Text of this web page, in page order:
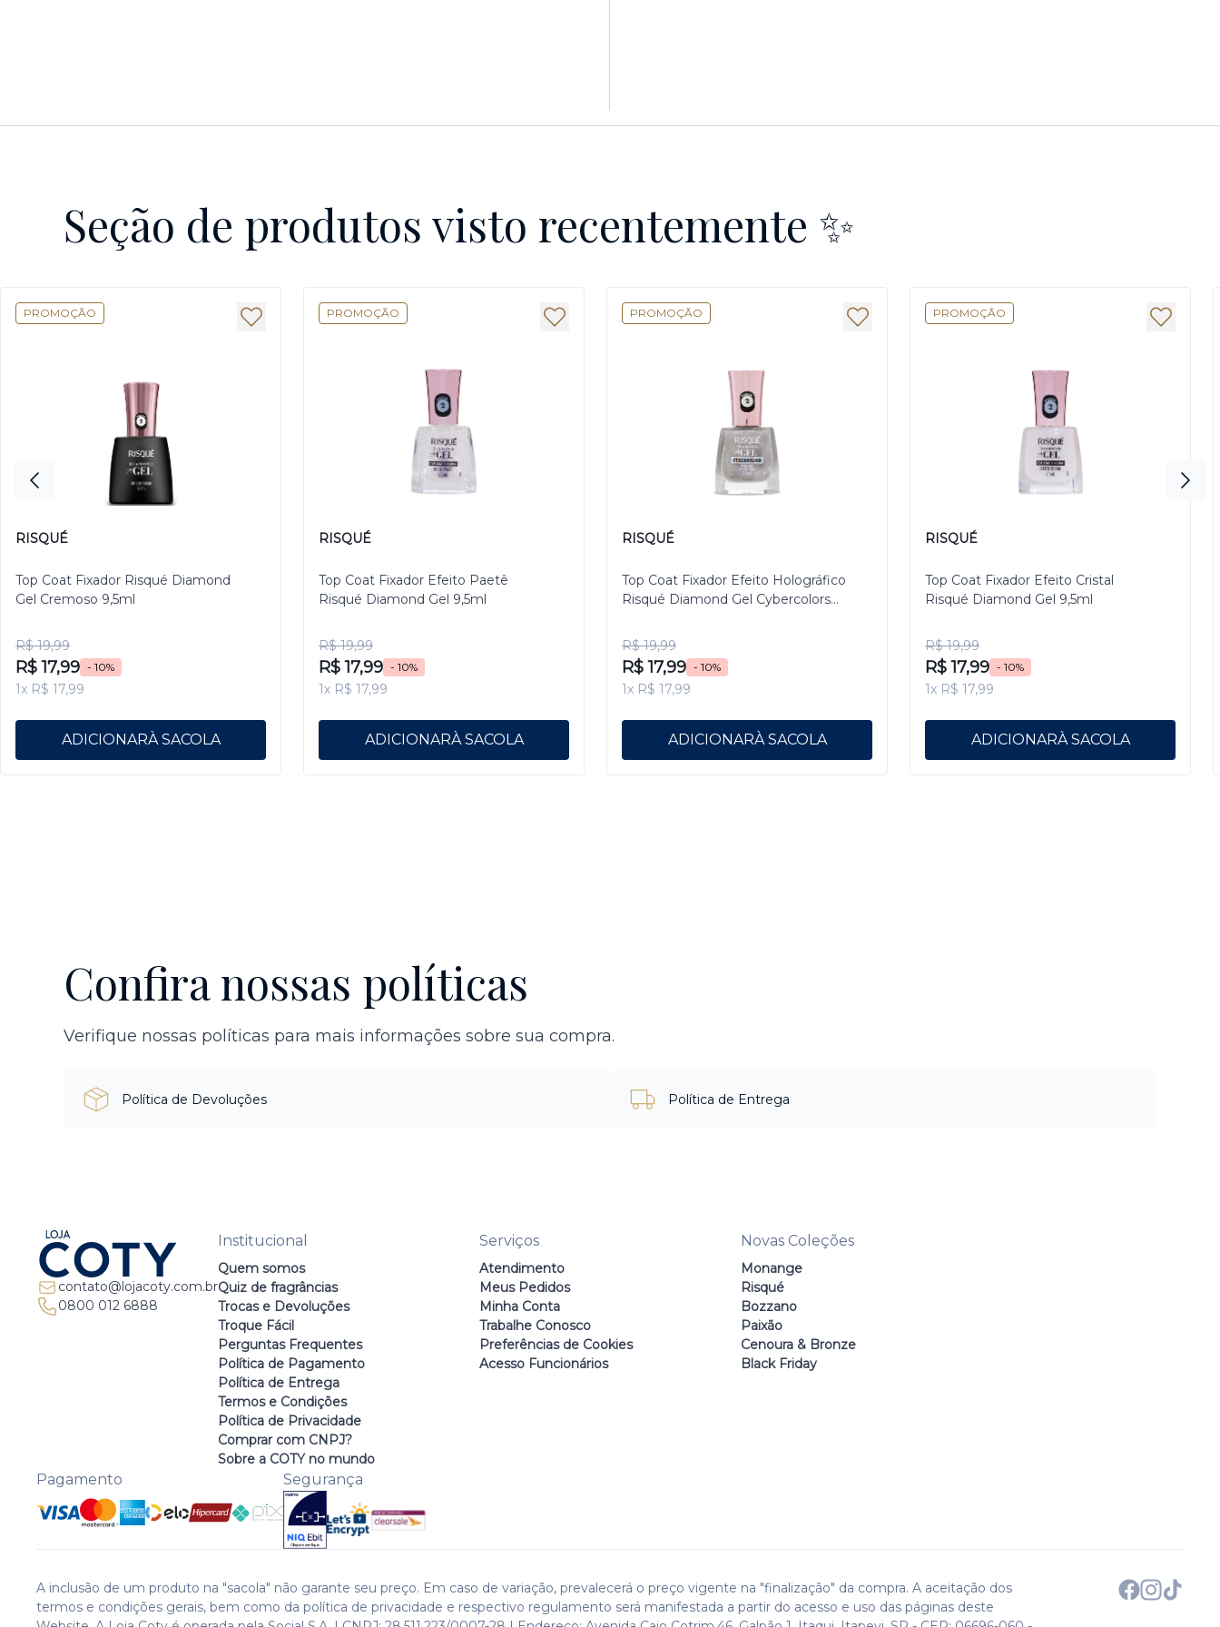
Seção de produtos visto recentemente ✨
PROMOÇÃO
RISQUÉ
Top Coat Fixador Risqué Diamond
Gel Cremoso 9,5ml
R$ 19,99
R$ 17,99 - 10%
1x R$ 17,99
ADICIONAR
PROMOÇÃO
RISQUÉ
Top Coat Fixador Efeito Paetê
Risqué Diamond Gel 9,5ml
R$ 19,99
R$ 17,99 - 10%
1x R$ 17,99
ADICIONAR
PROMOÇÃO
RISQUÉ
Top Coat Fixador Efeito Holográfico
Risqué Diamond Gel Cybercolors
R$ 19,99
R$ 17,99 - 10%
1x R$ 17,99
ADICIONAR
PROMOÇÃO
RISQUÉ
Top Coat Fixador Efeito Cristal
Risqué Diamond Gel 9,5ml
R$ 19,99
R$ 17,99 - 10%
1x R$ 17,99
ADICIONAR
Confira nossas políticas
Verifique nossas políticas para mais informações sobre sua compra.
Política de Devoluções Política de Entrega
contato@lojacoty.com.br
0800 012 6888
Institucional
Quem somos
Quiz de fragrâncias
Trocas e Devoluções
Troque Fácil
Perguntas Frequentes
Política de Pagamento
Política de Entrega
Termos e Condições
Política de Privacidade
Comprar com CNPJ?
Sobre a COTY no mundo
Serviços
Atendimento
Meus Pedidos
Minha Conta
Trabalhe Conosco
Preferências de Cookies
Acesso Funcionários
Novas Coleções
Monange
Risqué
Bozzano
Paixão
Cenoura & Bronze
Black Friday
Pagamento Segurança
A inclusão de um produto na "sacola" não garante seu preço. Em caso de variação, prevalecerá o preço vigente na "finalização" da compra. A aceitação dos
termos e condições gerais, bem como da política de privacidade e respectivo regulamento será manifestada a partir do acesso e uso das páginas deste